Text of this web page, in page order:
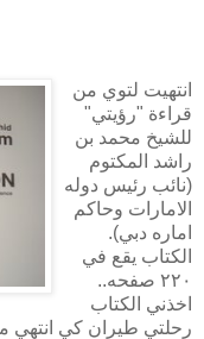
انتهيت لتوي من
قراءة "رؤيتي"
للشيخ محمد بن
راشد المكتوم
(نائب رئيس دوله
الامارات وحاكم
اماره دبي).
الكتاب يقع في
٢٢٠ صفحه..
اخذني الكتاب
رحلتي طيران كي انتهي